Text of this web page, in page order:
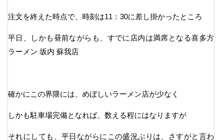
注文を終えた時点で、時刻は11：30に差し掛かったところ
平日、しかも昼前ながらも、すでに店内は満席となる喜多方
ラーメン 坂内 蘇我店
確かにこの界隈には、めぼしいラーメン店が少なく
しかも駐車場完備となれば、数える程にはなりますが
それにしても、平日ながらにこの盛況ぶりは、さすがと言わ